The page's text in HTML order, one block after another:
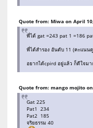
Quote from: Miwa on April
พี่ได้ gat =243 pat 1 =186
พี่ได้สำรอง อันดับ 11 (คะแนน
อยากได้cpird อยู่แล้ว ก็ดีใจม
Quote from: mango mojito
Gat 225
Pat1 234
Pat2 185
จริยธรรม 40